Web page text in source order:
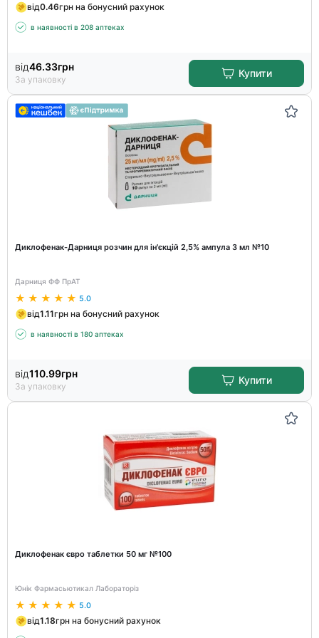
від0.46грн на бонусний рахунок
в наявності в 208 аптеках
від46.33грн
За упаковку
Купити
Диклофенак-Дарниця розчин для ін'єкцій 2,5% ампула 3 мл №10
Дарниця ФФ ПрАТ
5.0
від1.11грн на бонусний рахунок
в наявності в 180 аптеках
від110.99грн
За упаковку
Купити
Диклофенак євро таблетки 50 мг №100
Юнік Фармасьютикал Лабораторіз
5.0
від1.18грн на бонусний рахунок